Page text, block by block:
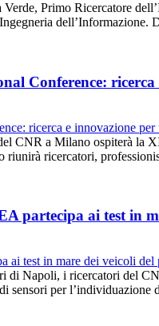
Primo Ricercatore
Conference: ricerca
CNR a Milano ospiterà la
ricercatori,
partecipa ai test in
di Napoli, i ricercatori del
sensori per